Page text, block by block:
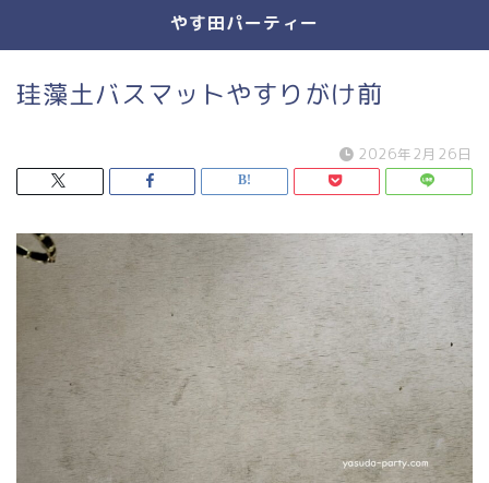
やす田パーティー
珪藻土バスマットやすりがけ前
2026年2月26日